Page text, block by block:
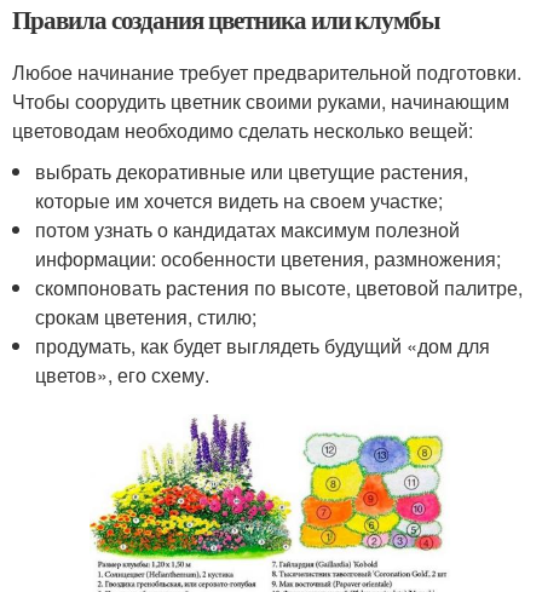
Правила создания цветника или клумбы
Любое начинание требует предварительной подготовки.
Чтобы соорудить цветник своими руками, начинающим
цветоводам необходимо сделать несколько вещей:
выбрать декоративные или цветущие растения,
которые им хочется видеть на своем участке;
потом узнать о кандидатах максимум полезной
информации: особенности цветения, размножения;
скомпоновать растения по высоте, цветовой палитре,
срокам цветения, стилю;
продумать, как будет выглядеть будущий «дом для
цветов», его схему.